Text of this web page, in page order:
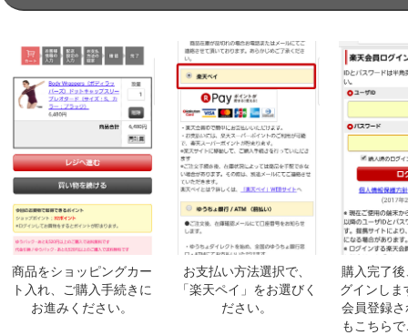
商品をショッピングカー
ト入れ、ご購入手続きに
お進みください。
お支払い方法選択で、
「楽天ペイ」をお選びく
ださい。
購入完了
グインしま
会員登録
もこちら